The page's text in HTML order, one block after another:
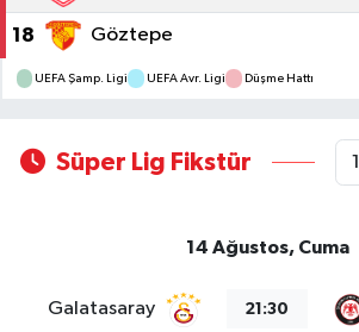
18 Göztepe
UEFA Şamp. Ligi UEFA Avr. Ligi Düşme Hattı
Süper Lig Fikstür
14 Ağustos, Cuma
Galatasaray 21:30